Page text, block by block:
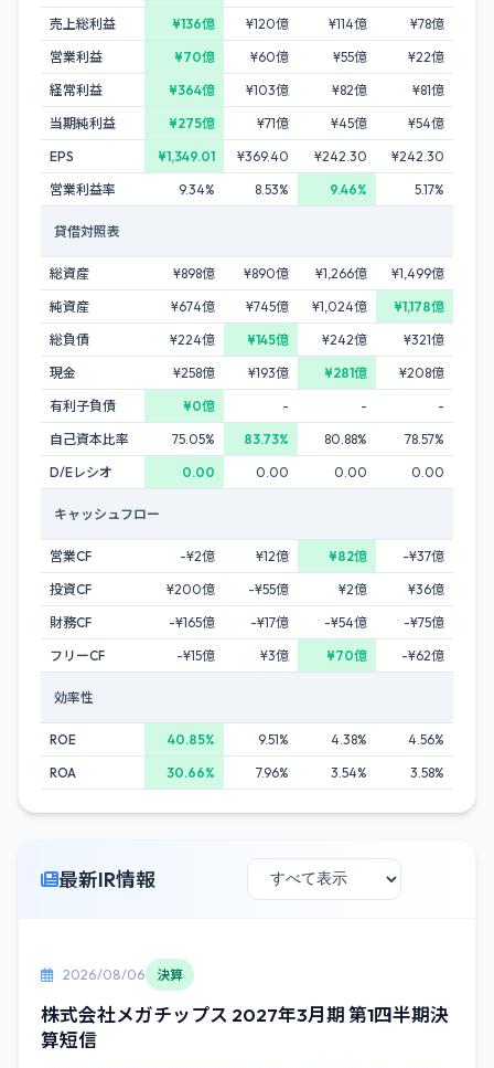
売上総利益
¥136億 ¥120億 ¥114億
¥78億
営業利益
¥70億 ¥60億 ¥55億
¥22億
経常利益
¥364億 ¥103億 ¥82億
¥81億
当期純利益
¥275億 ¥71億 ¥45億
¥54億
EPS
¥1,349.01 ¥369.40 ¥242.30
¥242.30
営業利益率
9.34% 8.53% 9.46% 5.17%
貸借対照表
総資産 ¥898億 ¥890億 ¥1,266億
¥1,499億
純資産
¥674億 ¥745億 ¥1,024億
¥1,178億
総負債
¥224億 ¥145億 ¥242億
¥321億
現金
¥258億 ¥193億 ¥281億
¥208億
有利子負債
¥0億 - -
-
自己資本比率
75.05% 83.73% 80.88%
78.57%
D/Eレシオ
0.00 0.00 0.00 0.00
キャッシュフロー
営業CF -¥2億 ¥12億 ¥82億
-¥37億
投資CF
¥200億 -¥55億 ¥2億
¥36億
財務CF
-¥165億 -¥17億 -¥54億
-¥75億
フリーCF
-¥15億 ¥3億 ¥70億 -¥62億
効率性
ROE 40.85% 9.51% 4.38%
4.56%
ROA
30.66% 7.96% 3.54% 3.58%
最新IR情報
2026/08/06 決算
株式会社メガチップス 2027年3月期 第1四半期決
算短信